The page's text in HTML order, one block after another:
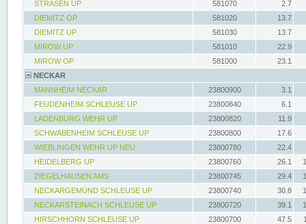
STRASEN UP
581070
2.7
DIEMITZ OP
581020
13.7
DIEMITZ UP
581030
13.7
MIROW UP
581010
22.9
MIROW OP
581000
23.1
NECKAR
MANNHEIM NECKAR
23800900
3.1
FEUDENHEIM SCHLEUSE UP
23800840
6.1
LADENBURG WEHR UP
23800820
11.9
SCHWABENHEIM SCHLEUSE UP
23800800
17.6
WIEBLINGEN WEHR UP NEU
23800780
22.4
HEIDELBERG UP
23800760 26.1
ZIEGELHAUSEN AMS
23800745 29.4
NECKARGEMÜND SCHLEUSE UP
23800740 30.8
NECKARSTEINACH SCHLEUSE UP
23800720 39.1
HIRSCHHORN SCHLEUSE UP
23800700 47.5